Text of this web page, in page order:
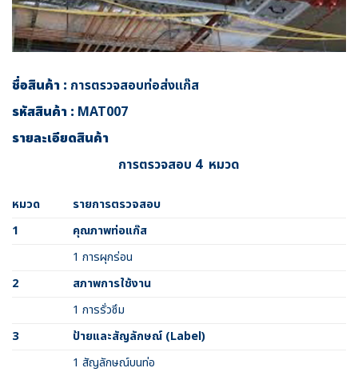
ชื่อสินค้า : การตรวจสอบท่อส่งแก๊ส
รหัสสินค้า : MAT007
รายละเอียดสินค้า
การตรวจสอบ 4 หมวด
หมวด
รายการตรวจสอบ
1
คุณภาพท่อแก๊ส
1 การผุกร่อน
2
สภาพการใช้งาน
1 การรั่วซึม
3
ป้ายและสัญลักษณ์ (Label)
1 สัญลักษณ์บนท่อ